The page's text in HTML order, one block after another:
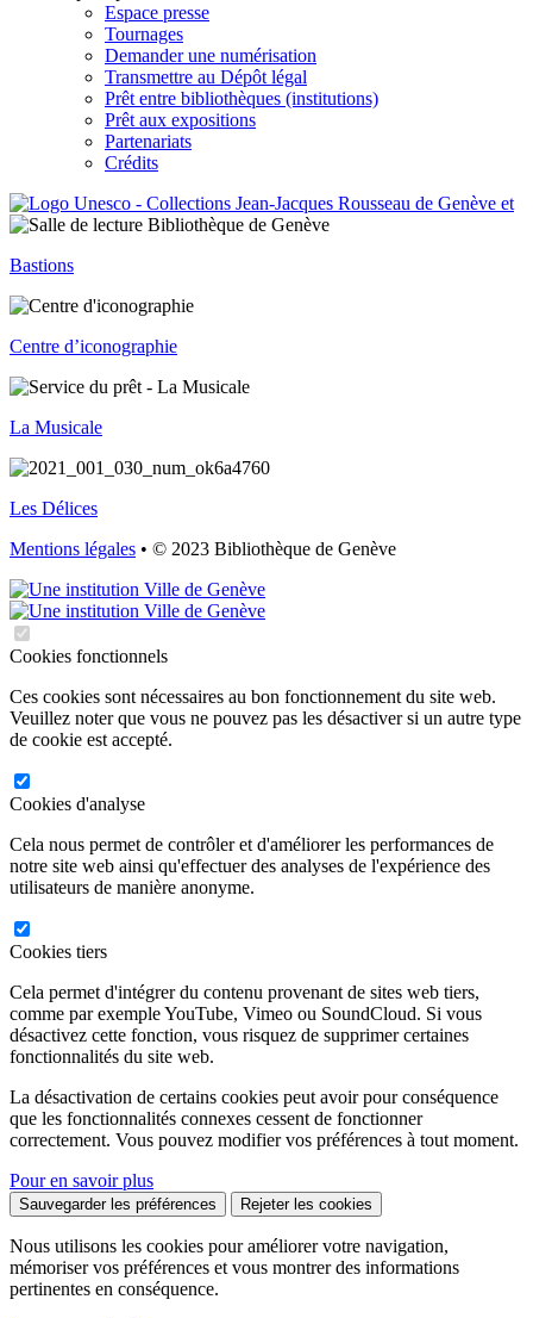
Espace presse
Tournages
Demander une numérisation
Transmettre au Dépôt légal
Prêt entre bibliothèques (institutions)
Prêt aux expositions
Partenariats
Crédits
Bastions
Centre d’iconographie
La Musicale
Les Délices
Mentions légales • © 2023 Bibliothèque de Genève
Cookies fonctionnels
Ces cookies sont nécessaires au bon fonctionnement du site web.
Veuillez noter que vous ne pouvez pas les désactiver si un autre type
de cookie est accepté.
Cookies d'analyse
Cela nous permet de contrôler et d'améliorer les performances de
notre site web ainsi qu'effectuer des analyses de l'expérience des
utilisateurs de manière anonyme.
Cookies tiers
Cela permet d'intégrer du contenu provenant de sites web tiers,
comme par exemple YouTube, Vimeo ou SoundCloud. Si vous
désactivez cette fonction, vous risquez de supprimer certaines
fonctionnalités du site web.
La désactivation de certains cookies peut avoir pour conséquence
que les fonctionnalités connexes cessent de fonctionner
correctement. Vous pouvez modifier vos préférences à tout moment.
Pour en savoir plus
Sauvegarder les préférences Rejeter les cookies
Nous utilisons les cookies pour améliorer votre navigation,
mémoriser vos préférences et vous montrer des informations
pertinentes en conséquence.